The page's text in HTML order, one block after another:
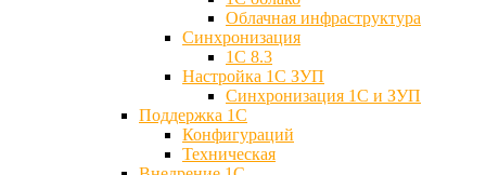
Облачная инфраструктура
Синхронизация
1С 8.3
Настройка 1С ЗУП
Синхронизация 1С и ЗУП
Поддержка 1С
Конфигураций
Техническая